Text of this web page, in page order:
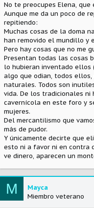
No te preocupes Elena,
Aunque me da un poco de
repitiendo:
Muchas cosas de la doma
han removido el mundillo y
Pero hay cosas que no me
Presentan todas las cosas
lo hubieran inventado ellos
algo que odian, todos
naturales. Todos son
vida. De los tradicionales ni
cavernícola en este foro y
mujeres.
Del mercantilismo que
más de pudor.
Y únicamente decirte que
esto ni a favor ni en contra
ve dinero, aparecen un
M
Mayca
Miembro veterano